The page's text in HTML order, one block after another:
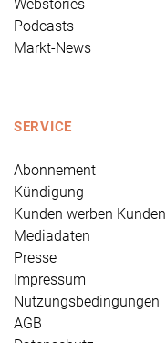
Webstories
Podcasts
Markt-News
SERVICE
Abonnement
Kündigung
Kunden werben Kunden
Mediadaten
Presse
Impressum
Nutzungsbedingungen
AGB